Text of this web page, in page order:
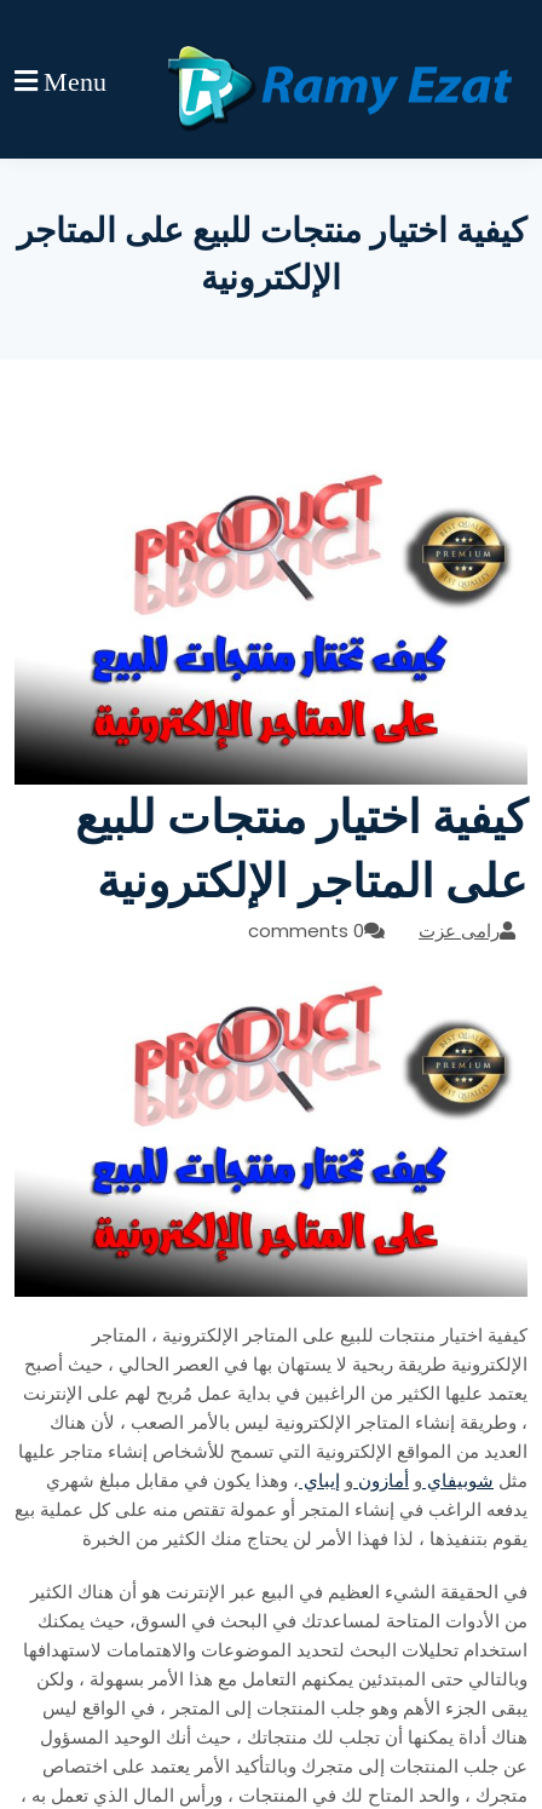
Menu
كيفية اختيار منتجات للبيع على المتاجر
الإلكترونية
كيفية اختيار منتجات للبيع
على المتاجر الإلكترونية
رامى عزت 0 comments
كيفية اختيار منتجات للبيع على المتاجر الإلكترونية ، المتاجر
الإلكترونية طريقة ربحية لا يستهان بها في العصر الحالي ، حيث أصبح
يعتمد عليها الكثير من الراغبين في بداية عمل مُربح لهم على الإنترنت
، وطريقة إنشاء المتاجر الإلكترونية ليس بالأمر الصعب ، لأن هناك
العديد من المواقع الإلكترونية التي تسمح للأشخاص إنشاء متاجر عليها
مثل شوبيفاي و أمازون و إيباي ، وهذا يكون في مقابل مبلغ شهري
يدفعه الراغب في إنشاء المتجر أو عمولة تقتص منه على كل عملية بيع
يقوم بتنفيذها ، لذا فهذا الأمر لن يحتاج منك الكثير من الخبرة
في الحقيقة الشيء العظيم في البيع عبر الإنترنت هو أن هناك الكثير
من الأدوات المتاحة لمساعدتك في البحث في السوق، حيث يمكنك
استخدام تحليلات البحث لتحديد الموضوعات والاهتمامات لاستهدافها
وبالتالي حتى المبتدئين يمكنهم التعامل مع هذا الأمر بسهولة ، ولكن
يبقى الجزء الأهم وهو جلب المنتجات إلى المتجر ، في الواقع ليس
هناك أداة يمكنها أن تجلب لك منتجاتك ، حيث أنك الوحيد المسؤول
عن جلب المنتجات إلى متجرك وبالتأكيد الأمر يعتمد على اختصاص
متجرك ، والحد المتاح لك في المنتجات ، ورأس المال الذي تعمل به ،